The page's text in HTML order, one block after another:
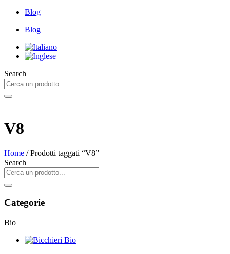
Blog
Blog
Search
V8
Home / Prodotti taggati “V8”
Search
Categorie
Bio